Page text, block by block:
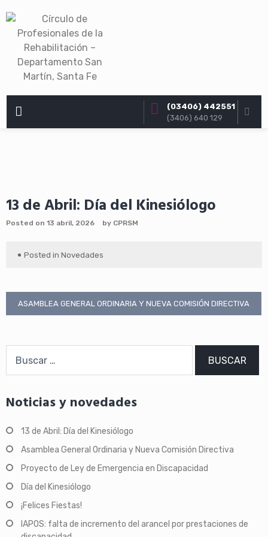
to
content
(03406) 442551
(3406) 640 129
13 de Abril: Día del Kinesiólogo
Posted on 13 abril, 2026 by CPRSM
Posted in Novedades
Navegación
entradas
ASAMBLEA GENERAL ORDINARIA Y NUEVA COMISIÓN DIRECTIVA
Noticias y novedades
13 de Abril: Día del Kinesiólogo
Asamblea General Ordinaria y Nueva Comisión Directiva
Proyecto de Ley de Emergencia en Discapacidad
Día del Kinesiólogo
¡Felices Fiestas!
IAPOS: falta de incremento del arancel por prestaciones de